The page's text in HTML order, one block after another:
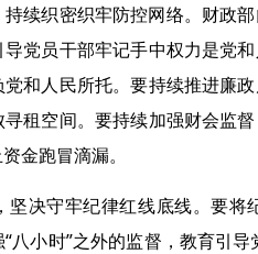
织密织牢防控网络。财政部
党员干部牢记手中权力是党
和人民所托。要持续推进廉
租空间。要持续加强财会监
金跑冒滴漏。
决守牢纪律红线底线。要将
小时”之外的监督，教育引导